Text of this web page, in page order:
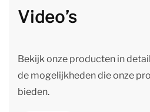
Video’s
Bekijk onze producten in
de mogelijkheden die onze
bieden.